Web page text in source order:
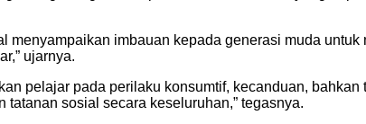
menyampaikan imbauan kepada generasi muda
ujarnya.
pelajar pada perilaku konsumtif, kecanduan,
sosial secara keseluruhan,” tegasnya.